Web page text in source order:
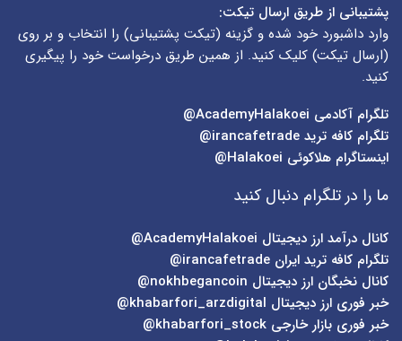
پشتیبانی از طریق ارسال تیکت:
وارد داشبورد خود شده و گزینه (تیکت پشتیبانی) را انتخاب و بر روی
(ارسال تیکت) کلیک کنید. از همین طریق درخواست خود را پیگیری
کنید.
تلگرام آکادمی
تلگرام کافه ترید irancafetrade@
اینستاگرام هلاکوئی Halakoei@
ما را در تلگرام دنبال کنید
کانال درآمد ارز دیجیتال AcademyHalakoei@
تلگرام کافه ترید ایران irancafetrade@
کانال نخبگان ارز دیجیتال nokhbegancoin@
خبر فوری ارز دیجیتال khabarfori_arzdigital@
خبر فوری بازار خارجی khabarfori_stock@